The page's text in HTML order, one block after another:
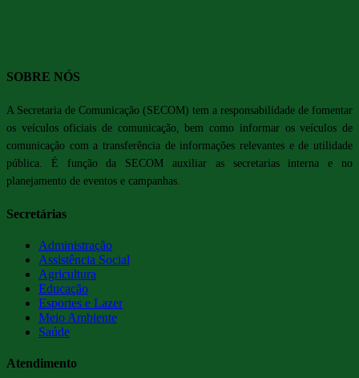
SOBRE NÓS
A Secretaria de Comunicação (SECOM) tem a responsabilidade de fomentar
os veículos oficiais de comunicação, bem como informar os veículos de
comunicação com a transferência de informações relevantes e de utilidade
pública. É função da SECOM auxiliar as secretarias interna e no
planejamento de eventos e campanhas.
Secretárias
Administração
Assistência Social
Agricultura
Educação
Esportes e Lazer
Meio Ambiente
Saúde
Atendimento